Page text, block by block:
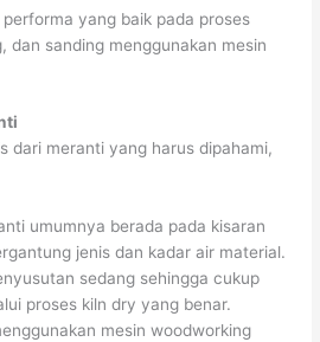
yang baik pada proses
dan sanding menggunakan mesin
dari meranti yang harus dipahami,
umumnya berada pada kisaran
jenis dan kadar air material.
sedang sehingga cukup
proses kiln dry yang benar.
mesin woodworking